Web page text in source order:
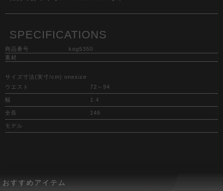
SPECIFICATIONS
商品番号
kog5350
素材
サイズ寸法(実寸/cm) onesize
ウエスト
72～94
幅 1.4
全長 146
モデル
おすすめアイテム